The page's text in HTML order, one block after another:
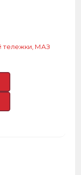
тележки, МАЗ